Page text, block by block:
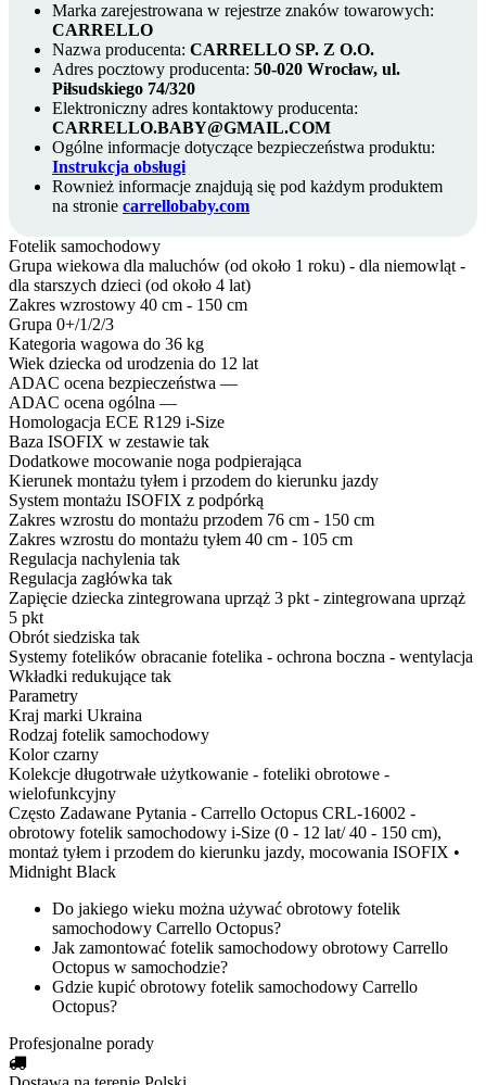
Marka zarejestrowana w rejestrze znaków towarowych:
CARRELLO
Nazwa producenta: CARRELLO SP. Z O.O.
Adres pocztowy producenta: 50-020 Wrocław, ul.
Piłsudskiego 74/320
Elektroniczny adres kontaktowy producenta:
CARRELLO.BABY@GMAIL.COM
Ogólne informacje dotyczące bezpieczeństwa produktu:
Instrukcja obsługi
Rownież informacje znajdują się pod każdym produktem
na stronie carrellobaby.com
Fotelik samochodowy
Grupa wiekowa dla maluchów (od około 1 roku) - dla niemowląt -
dla starszych dzieci (od około 4 lat)
Zakres wzrostowy 40 cm - 150 cm
Grupa 0+/1/2/3
Kategoria wagowa do 36 kg
Wiek dziecka od urodzenia do 12 lat
ADAC ocena bezpieczeństwa —
ADAC ocena ogólna —
Homologacja ECE R129 i-Size
Baza ISOFIX w zestawie tak
Dodatkowe mocowanie noga podpierająca
Kierunek montażu tyłem i przodem do kierunku jazdy
System montażu ISOFIX z podpórką
Zakres wzrostu do montażu przodem 76 cm - 150 cm
Zakres wzrostu do montażu tyłem 40 cm - 105 cm
Regulacja nachylenia tak
Regulacja zagłówka tak
Zapięcie dziecka zintegrowana uprząż 3 pkt - zintegrowana uprząż
5 pkt
Obrót siedziska tak
Systemy fotelików obracanie fotelika - ochrona boczna - wentylacja
Wkładki redukujące tak
Parametry
Kraj marki Ukraina
Rodzaj fotelik samochodowy
Kolor czarny
Kolekcje długotrwałe użytkowanie - foteliki obrotowe -
wielofunkcyjny
Często Zadawane Pytania - Carrello Octopus CRL-16002 -
obrotowy fotelik samochodowy i-Size (0 - 12 lat/ 40 - 150 cm),
montaż tyłem i przodem do kierunku jazdy, mocowania ISOFIX •
Midnight Black
Do jakiego wieku można używać obrotowy fotelik
samochodowy Carrello Octopus?
Jak zamontować fotelik samochodowy obrotowy Carrello
Octopus w samochodzie?
Gdzie kupić obrotowy fotelik samochodowy Carrello
Octopus?
Profesjonalne porady